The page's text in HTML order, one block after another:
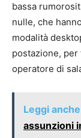
bassa
nulle, che
modalità
postazione,
operatore di
Leggi
assunzioni